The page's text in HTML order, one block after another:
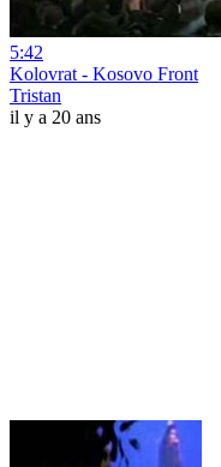
5:42
Kolovrat - Kosovo Front
Tristan
il y a 20 ans